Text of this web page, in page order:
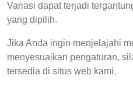
Variasi dapat terjadi
yang dipilih.
Jika Anda ingin menjelajahi
menyesuaikan pengaturan,
tersedia di situs web kami.